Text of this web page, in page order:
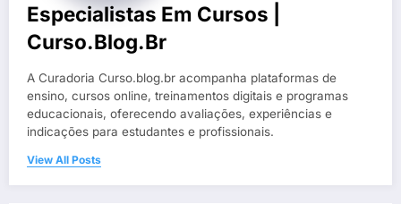
Especialistas Em Cursos |
Curso.blog.br
A Curadoria Curso.blog.br acompanha plataformas de
ensino, cursos online, treinamentos digitais e programas
educacionais, oferecendo avaliações, experiências e
indicações para estudantes e profissionais.
View All Posts